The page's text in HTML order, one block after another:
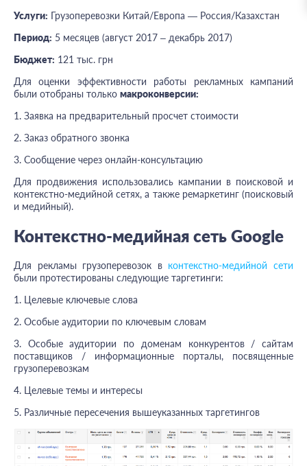
Услуги: Грузоперевозки Китай/Европа — Россия/Казахстан
Период: 5 месяцев (август 2017 – декабрь 2017)
Бюджет: 121 тыс. грн
Для оценки эффективности работы рекламных кампаний
были отобраны только макроконверсии:
1. Заявка на предварительный просчет стоимости
2. Заказ обратного звонка
3. Сообщение через онлайн-консультацию
Для продвижения использовались кампании в поисковой и
контекстно-медийной сетях, а также ремаркетинг (поисковый
и медийный).
Контекстно-медийная сеть Google
Для рекламы грузоперевозок в контекстно-медийной сети
были протестированы следующие таргетинги:
1. Целевые ключевые слова
2. Особые аудитории по ключевым словам
3. Особые аудитории по доменам конкурентов / сайтам
поставщиков / информационные порталы, посвященные
грузоперевозкам
4. Целевые темы и интересы
5. Различные пересечения вышеуказанных таргетингов